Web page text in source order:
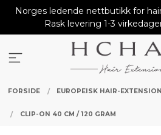
Norges ledende nettbutikk for
Rask levering 1-3
FORSIDE EUROPEISK HAIR-
CLIP-ON 40 CM / 120 GRAM